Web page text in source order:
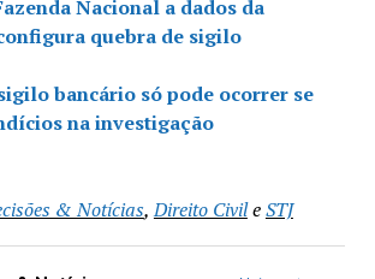
Nacional a dados da
quebra de sigilo
bancário só pode ocorrer se
na investigação
& Notícias,Direito CivileSTJ